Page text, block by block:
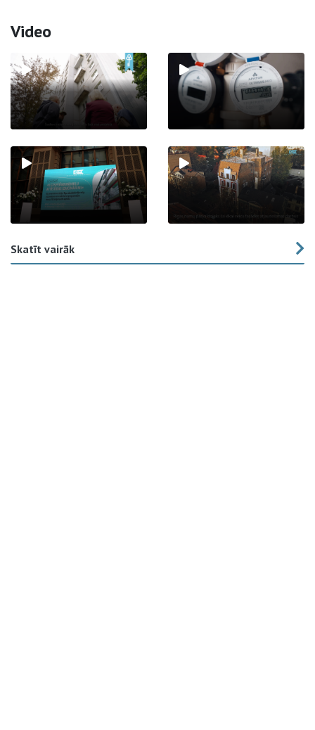
Video
Skatīt vairāk